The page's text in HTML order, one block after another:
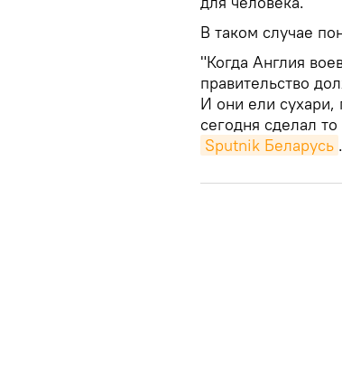
В таком случае
"Когда Англия
правительство
И они ели сухари,
сегодня сделал
Sputnik Беларусь .